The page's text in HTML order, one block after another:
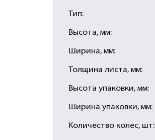
Тип:
Высота, мм:
Ширина, мм:
Толщина листа, мм:
Высота упаковки, мм:
Ширина упаковки, мм:
Количество колес, шт: